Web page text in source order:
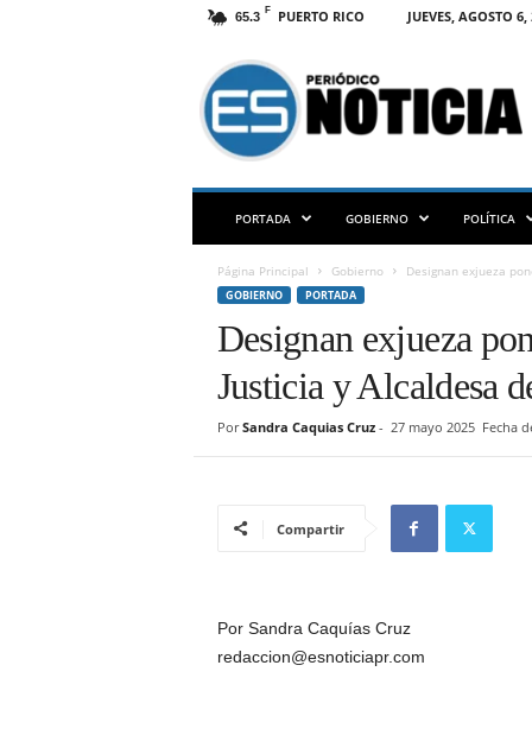
65.3 F PUERTO RICO JUEVES, AGOSTO 6,
S
N
O
PORTADA GOBIERNO POLÍTICA
Página Principal Gobierno Designan exjueza
GOBIERNO PORTADA
Designan exjueza
Justicia y Alcaldesa
Por Sandra Caquias Cruz- 27 mayo 2025 Fecha
Compartir
Por Sandra Caquías Cruz
redaccion@esnoticiapr.com